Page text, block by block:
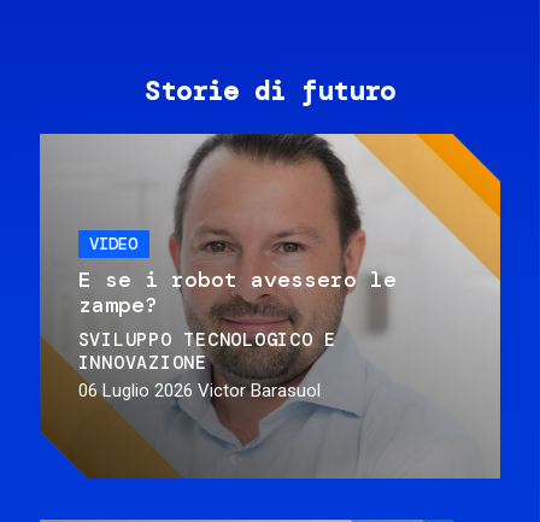
Storie di futuro
VIDEO
E se i robot avessero le
zampe?
SVILUPPO TECNOLOGICO E
INNOVAZIONE
06 Luglio 2026 Victor Barasuol